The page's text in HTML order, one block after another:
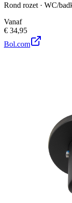
Rond rozet · WC/
Vanaf
€ 34,95
Bol.com